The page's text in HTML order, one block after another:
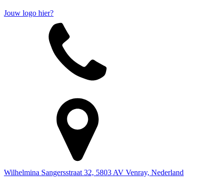
Jouw logo hier?
Wilhelmina Sangersstraat 32, 5803 AV Venray, Nederland